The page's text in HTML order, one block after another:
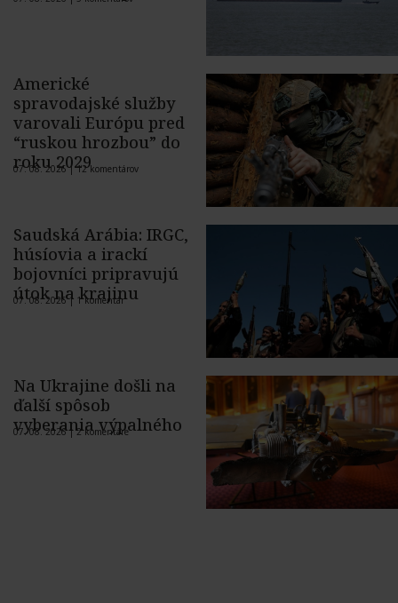
Americké
spravodajské služby
varovali Európu pred
“ruskou hrozbou” do
roku 2029
07. 08. 2026 |12 komentárov
Saudská Arábia: IRGC,
húsíovia a irackí
bojovníci pripravujú
útok na krajinu
07. 08. 2026 | 1 komentár
Na Ukrajine došli na
ďalší spôsob
vyberania výpalného
07. 08. 2026 |2 komentáre